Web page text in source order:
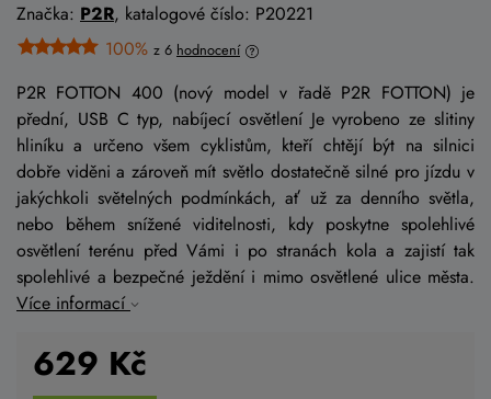
Značka: P2R, katalogové číslo: P20221
100% z 6 hodnocení
P2R FOTTON 400 (nový model v řadě P2R FOTTON) je
přední, USB C typ, nabíjecí osvětlení Je vyrobeno ze slitiny
hliníku a určeno všem cyklistům, kteří chtějí být na silnici
dobře viděni a zároveň mít světlo dostatečně silné pro jízdu v
jakýchkoli světelných podmínkách, ať už za denního světla,
nebo během snížené viditelnosti, kdy poskytne spolehlivé
osvětlení terénu před Vámi i po stranách kola a zajistí tak
spolehlivé a bezpečné ježdění i mimo osvětlené ulice města.
Více informací
629 Kč